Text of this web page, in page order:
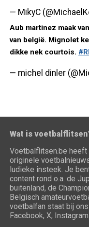
— MikyC
Aub martinez maak
van belgië. Mignolet
dikke nek courtois.
— michel dinler
Wat is
Voetbalflitsen.be
originele
ludieke insteek. Je
content rond o.a. de
buitenland, de
Belgisch
voetbalfan staat bij
Facebook, X,